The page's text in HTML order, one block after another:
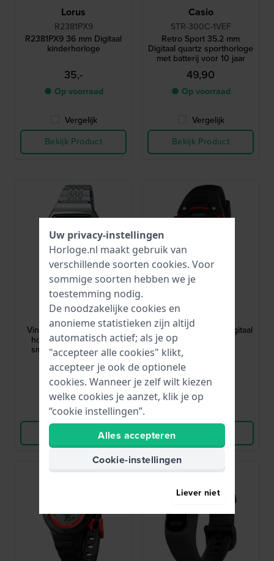
Lorus
R2381PX9
R2381PX9 36 mm Digitaal
kinderhorloge
35,-
● Op voorraad
Vergelijk
Bekijk Product
Casio
STR-300C-1VEF
Retro Sport 35.2 mm
Digitaal quartz sporthorloge
met batterij voor 10 jaar
49,90
● Op voorraad
Vergelijk
Bekijk Product
Casio
ABL-100WE-1BEF
Vintage 37.9 mm Vintage
horloge met Bluetooth
smartphone koppeling
79,90
● Op voorraad
Vergelijk
Bekijk Product
OL45HKR015
Digital 35 mm Zwart digitaal
kinderhorloge
● Op voorraad
Bekijk Product
Uw privacy-instellingen
Horloge.nl maakt gebruik van
verschillende soorten cookies. Voor
sommige soorten hebben we je
toestemming nodig.
De noodzakelijke cookies en
anonieme statistieken zijn altijd
automatisch actief; als je op
"accepteer alle cookies" klikt,
accepteer je ook de optionele
cookies. Wanneer je zelf wilt kiezen
welke cookies je aanzet, klik je op
“cookie instellingen”.
Alles accepteren
Cookie-instellingen
Liever niet